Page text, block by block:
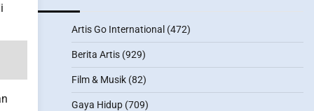
Artis Go International (472)
Berita Artis(929)
Film & Musik(82)
Gaya Hidup(709)